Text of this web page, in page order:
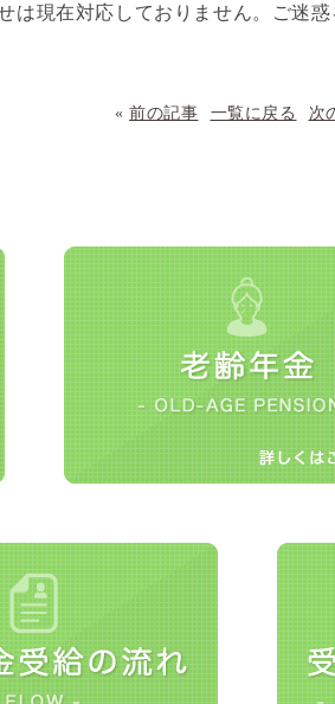
は現在対応しておりません。ご迷
«前の記事 一覧に戻る 次